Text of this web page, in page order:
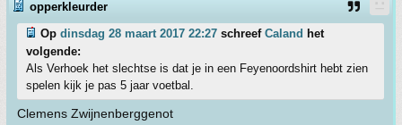
opperkleurder
Op dinsdag 28 maart 2017 22:27 schreef Caland het
volgende:
Als Verhoek het slechtse is dat je in een Feyenoordshirt hebt zien
spelen kijk je pas 5 jaar voetbal.
Clemens Zwijnenberggenot